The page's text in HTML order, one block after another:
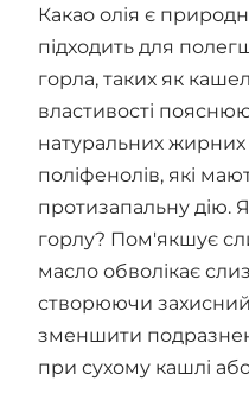
Какао олія є
підходить для
горла, таких як
властивості
натуральних жирних
поліфенолів, які
протизапальну дію.
горлу? Пом'якшує
масло обволікає
створюючи
зменшити
при сухому кашлі